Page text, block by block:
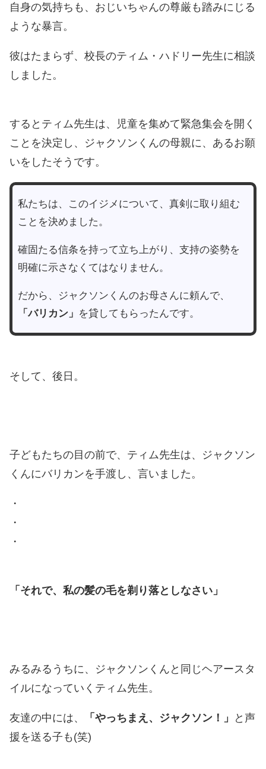
自身の気持ちも、おじいちゃんの尊厳も踏みにじる
ような暴言。
彼はたまらず、校長のティム・ハドリー先生に相談
しました。
するとティム先生は、児童を集めて緊急集会を開く
ことを決定し、ジャクソンくんの母親に、あるお願
いをしたそうです。
私たちは、このイジメについて、真剣に取り組む
ことを決めました。
確固たる信条を持って立ち上がり、支持の姿勢を
明確に示さなくてはなりません。
だから、ジャクソンくんのお母さんに頼んで、
「バリカン」 を貸してもらったんです。
そして、後日。
子どもたちの目の前で、ティム先生は、ジャクソン
くんにバリカンを手渡し、言いました。
・
・
・
「それで、私の髪の毛を剃り落としなさい」
みるみるうちに、ジャクソンくんと同じヘアースタ
イルになっていくティム先生。
友達の中には、 「やっちまえ、ジャクソン！」
と声
援を送る子も(笑)